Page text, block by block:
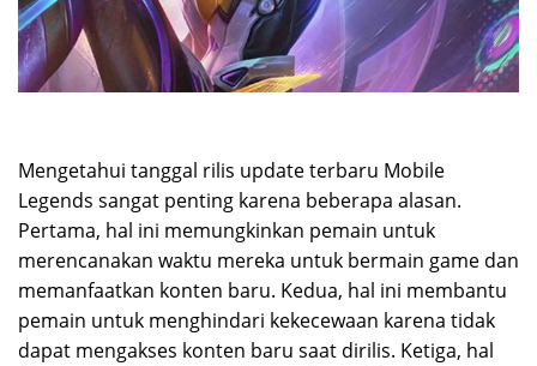
Mengetahui tanggal rilis update terbaru Mobile
Legends sangat penting karena beberapa alasan.
Pertama, hal ini memungkinkan pemain untuk
merencanakan waktu mereka untuk bermain game dan
memanfaatkan konten baru. Kedua, hal ini membantu
pemain untuk menghindari kekecewaan karena tidak
dapat mengakses konten baru saat dirilis. Ketiga, hal